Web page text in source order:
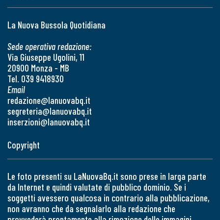
La Nuova Bussola Quotidiana
Sede operativa redazione:
Via Giuseppe Ugolini, 11
20900 Monza - MB
Tel. 039 9418930
Email
redazione@lanuovabq.it
segreteria@lanuovabq.it
inserzioni@lanuovabq.it
Copyright
Le foto presenti su LaNuovaBq.it sono prese in larga parte
da Internet e quindi valutate di pubblico dominio. Se i
soggetti avessero qualcosa in contrario alla pubblicazione,
non avranno che da segnalarlo alla redazione che